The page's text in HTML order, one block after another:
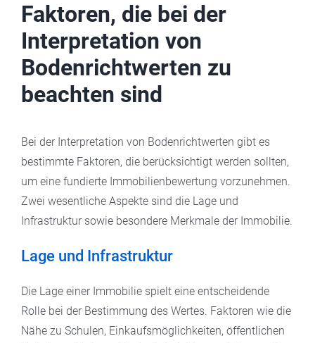
Faktoren, die bei der
Interpretation von
Bodenrichtwerten zu
beachten sind
Bei der Interpretation von Bodenrichtwerten gibt es
bestimmte Faktoren, die berücksichtigt werden sollten,
um eine fundierte Immobilienbewertung vorzunehmen.
Zwei wesentliche Aspekte sind die Lage und
Infrastruktur sowie besondere Merkmale der Immobilie.
Lage und Infrastruktur
Die Lage einer Immobilie spielt eine entscheidende
Rolle bei der Bestimmung des Wertes. Faktoren wie die
Nähe zu Schulen, Einkaufsmöglichkeiten, öffentlichen